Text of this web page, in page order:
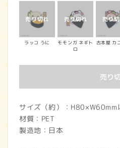
ラッコ うに
モモンガ ネギト
ロ
古本屋 カ
売り
サイズ（約）：H80×W60mm
材質：PET
製造地：日本